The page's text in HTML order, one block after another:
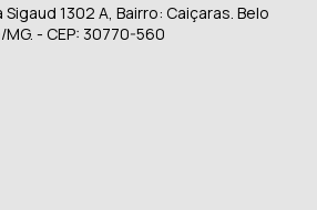
Sigaud 1302 A, Bairro: Caiçaras. Belo
- CEP: 30770-560